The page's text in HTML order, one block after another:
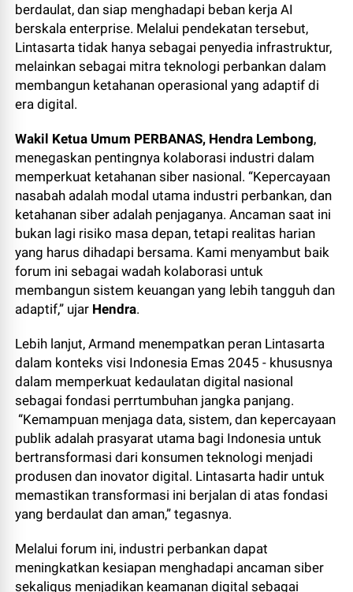
berdaulat, dan siap menghadapi beban kerja AI
berskala enterprise. Melalui pendekatan tersebut,
Lintasarta tidak hanya sebagai penyedia infrastruktur,
melainkan sebagai mitra teknologi perbankan dalam
membangun ketahanan operasional yang adaptif di
era digital.
Wakil Ketua Umum PERBANAS, Hendra Lembong,
menegaskan pentingnya kolaborasi industri dalam
memperkuat ketahanan siber nasional. “Kepercayaan
nasabah adalah modal utama industri perbankan, dan
ketahanan siber adalah penjaganya. Ancaman saat ini
bukan lagi risiko masa depan, tetapi realitas harian
yang harus dihadapi bersama. Kami menyambut baik
forum ini sebagai wadah kolaborasi untuk
membangun sistem keuangan yang lebih tangguh dan
adaptif,” ujar Hendra.
Lebih lanjut, Armand menempatkan peran Lintasarta
dalam konteks visi Indonesia Emas 2045 - khususnya
dalam memperkuat kedaulatan digital nasional
sebagai fondasi perrtumbuhan jangka panjang.
“Kemampuan menjaga data, sistem, dan kepercayaan
publik adalah prasyarat utama bagi Indonesia untuk
bertransformasi dari konsumen teknologi menjadi
produsen dan inovator digital. Lintasarta hadir untuk
memastikan transformasi ini berjalan di atas fondasi
yang berdaulat dan aman,” tegasnya.
Melalui forum ini, industri perbankan dapat
meningkatkan kesiapan menghadapi ancaman siber
sekaligus menjadikan keamanan digital sebagai